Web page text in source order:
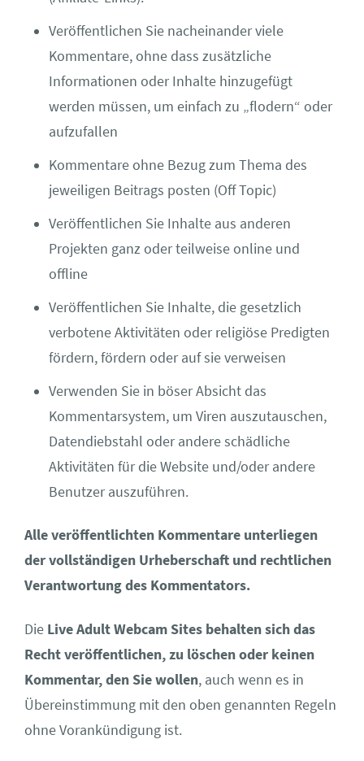
Veröffentlichen Sie nacheinander viele
Kommentare, ohne dass zusätzliche
Informationen oder Inhalte hinzugefügt
werden müssen, um einfach zu „flodern“ oder
aufzufallen
Kommentare ohne Bezug zum Thema des
jeweiligen Beitrags posten (Off Topic)
Veröffentlichen Sie Inhalte aus anderen
Projekten ganz oder teilweise online und
offline
Veröffentlichen Sie Inhalte, die gesetzlich
verbotene Aktivitäten oder religiöse Predigten
fördern, fördern oder auf sie verweisen
Verwenden Sie in böser Absicht das
Kommentarsystem, um Viren auszutauschen,
Datendiebstahl oder andere schädliche
Aktivitäten für die Website und/oder andere
Benutzer auszuführen.
Alle veröffentlichten Kommentare unterliegen
der vollständigen Urheberschaft und rechtlichen
Verantwortung des Kommentators.
Die Live Adult Webcam Sites behalten sich das
Recht veröffentlichen, zu löschen oder keinen
Kommentar, den Sie wollen, auch wenn es in
Übereinstimmung mit den oben genannten Regeln
ohne Vorankündigung ist.